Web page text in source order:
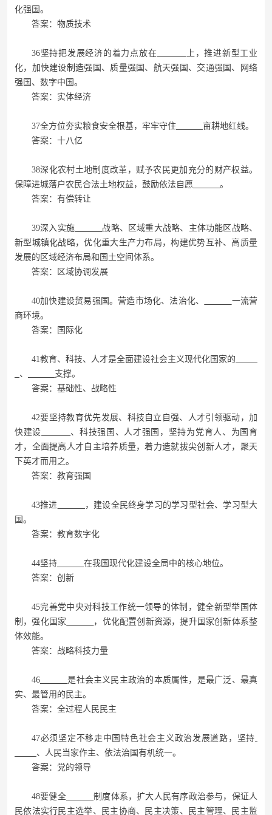
化强国。
答案：物质技术
36坚持把发展经济的着力点放在
上，推进新型工业
化，加快建设制造强国、质量强国、航天强国、交通强国、网络
强国、数字中国。
答案：实体经济
37全方位夯实粮食安全根基，牢牢守住
亩耕地红线。
答案：十八亿
38深化农村土地制度改革，赋予农民更加充分的财产权益。
保障进城落户农民合法土地权益，鼓励依法自愿
。
答案：有偿转让
39深入实施
战略、区域重大战略、主体功能区战略、
新型城镇化战略，优化重大生产力布局，构建优势互补、高质量
发展的区域经济布局和国土空间体系。
答案：区域协调发展
40加快建设贸易强国。营造市场化、法治化、
一流营
商环境。
答案：国际化
41教育、科技、人才是全面建设社会主义现代化国家的
、
支撑。
答案：基础性、战略性
42要坚持教育优先发展、科技自立自强、人才引领驱动，加
快建设
、科技强国、人才强国，坚持为党育人、为国育
才，全面提高人才自主培养质量，着力造就拔尖创新人才，聚天
下英才而用之。
答案：教育强国
43推进
，建设全民终身学习的学习型社会、学习型大
国。
答案：教育数字化
44坚持
在我国现代化建设全局中的核心地位。
答案：创新
45完善党中央对科技工作统一领导的体制，健全新型举国体
制，强化国家
，优化配置创新资源，提升国家创新体系整
体效能。
答案：战略科技力量
46
是社会主义民主政治的本质属性，是最广泛、最真
实、最管用的民主。
答案：全过程人民民主
47必须坚定不移走中国特色社会主义政治发展道路，坚持
、人民当家作主、依法治国有机统一。
答案：党的领导
48要健全
制度体系，扩大人民有序政治参与，保证人
民依法实行民主选举、民主协商、民主决策、民主管理、民主监